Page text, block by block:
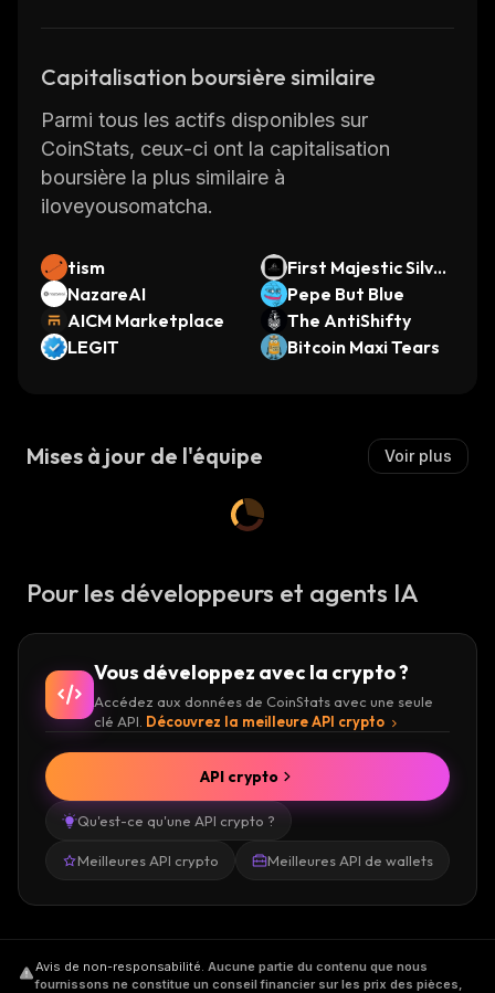
Capitalisation boursière similaire
Parmi tous les actifs disponibles sur
CoinStats, ceux-ci ont la capitalisation
boursière la plus similaire à
iloveyousomatcha.
tism
First Majestic Silver
(Ondo Tokenized)
NazareAI
Pepe But Blue
AICM Marketplace
The AntiShifty
LEGIT
Bitcoin Maxi Tears
Mises à jour de l'équipe Voir plus
Pour les développeurs et agents IA
Vous développez avec la crypto ?
Accédez aux données de CoinStats avec une seule
clé API. Découvrez la meilleure API crypto
Qu'est-ce qu'une API crypto ?
Meilleures API crypto Meilleures API de wallets
API crypto
Avis de non-responsabilité. Aucune partie du contenu que nous
fournissons ne constitue un conseil financier sur les prix des pièces,